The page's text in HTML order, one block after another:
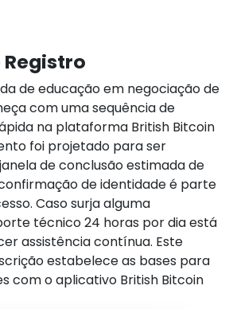
de educação em negociação de
com uma sequência de
na plataforma British Bitcoin
foi projetado para ser
de conclusão estimada de
de identidade é parte
Caso surja alguma
técnico 24 horas por dia está
assistência contínua. Este
estabelece as bases para
com o aplicativo British Bitcoin